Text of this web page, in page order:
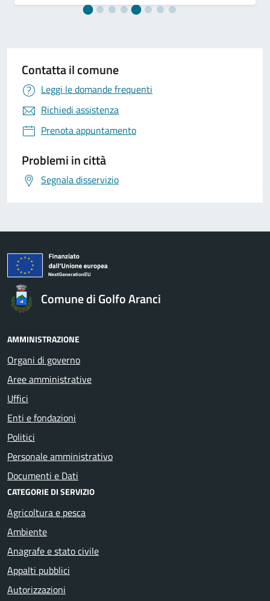
Contatta il comune
Leggi le domande frequenti
Richiedi assistenza
Prenota appuntamento
Problemi in città
Segnala disservizio
Comune di Golfo Aranci
AMMINISTRAZIONE
Organi di governo
Aree amministrative
Uffici
Enti e fondazioni
Politici
Personale amministrativo
Documenti e Dati
CATEGORIE DI SERVIZIO
Agricoltura e pesca
Ambiente
Anagrafe e stato civile
Appalti pubblici
Autorizzazioni